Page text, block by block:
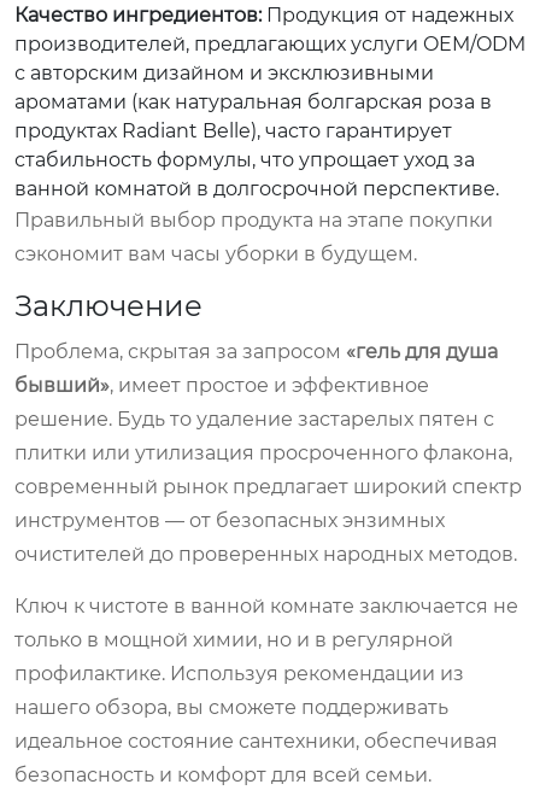
Качество ингредиентов:Продукция от надежных
производителей, предлагающих услуги OEM/ODM
с авторским дизайном и эксклюзивными
ароматами (как натуральная болгарская роза в
продуктах Radiant Belle), часто гарантирует
стабильность формулы, что упрощает уход за
ванной комнатой в долгосрочной перспективе.
Правильный выбор продукта на этапе покупки
сэкономит вам часы уборки в будущем.
Заключение
Проблема, скрытая за запросом «гель для душа
бывший», имеет простое и эффективное
решение. Будь то удаление застарелых пятен с
плитки или утилизация просроченного флакона,
современный рынок предлагает широкий спектр
инструментов — от безопасных энзимных
очистителей до проверенных народных методов.
Ключ к чистоте в ванной комнате заключается не
только в мощной химии, но и в регулярной
профилактике. Используя рекомендации из
нашего обзора, вы сможете поддерживать
идеальное состояние сантехники, обеспечивая
безопасность и комфорт для всей семьи.